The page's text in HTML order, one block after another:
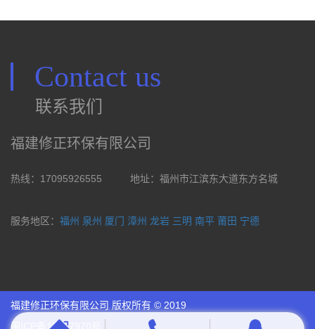
Contact us
联系我们
福建修正环保有限公司
热线：17095926555 地址：福州市江滨东大道东方名城
服务地区： 福州 泉州 厦门 漳州 龙岩 三明 南平 莆田 宁德
福建修正环保有限公司 版权所有 © 2019
闽ICP备18027970号